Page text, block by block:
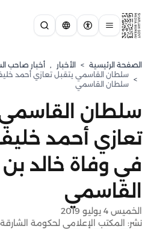
الصفحة الرئيسية > الأخبار , أخبار صاحب
>
سلطان القاسمي يتقبل تعازي أحمد
سلطان القاسمي
سلطان
تعازي أحمد
في وفاة خالد
القاسمي
الخميس 4 يوليو 2019
نشر: المكتب الإعلامي لحكومة الشارقة